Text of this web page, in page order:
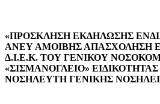
«ΠΡΟΣΚΛΗΣΗ ΕΚΔΗΛΩΣΗΣ
ΑΝΕΥ ΑΜΟΙΒΗΣ ΑΠΑΣΧΟΛΗΣΗ
Δ.Ι.Ε.Κ. ΤΟΥ ΓΕΝΙΚΟΥ
«ΣΙΣΜΑΝΟΓΛΕΙΟ»
ΝΟΣΗΛΕΥΤΗ ΓΕΝΙΚΗΣ